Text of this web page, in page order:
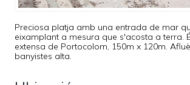
Preciosa platja amb una entrada de mar
eixamplant a mesura que s'acosta a terra.
extensa de Portocolom, 150m x 120m.
banyistes alta.